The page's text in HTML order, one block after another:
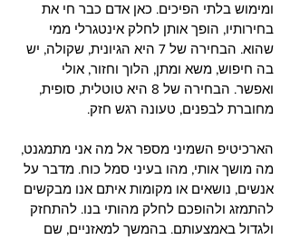
ומימוש בלתי הפיכים. כאן אדם כבר חי את
בחירותיו, הופך אותן לחלק אינטגרלי ממי
שהוא. הבחירה של 7 היא הגיונית, שקולה, יש
בה חיפוש, משא ומתן, הלוך וחזור, אולי
ואפשר. הבחירה של 8 היא טוטלית, סופית,
מחוברת לבפנים, טעונה רגש חזק.
הארכיטיפ השמיני מספר אל מה אני מתמגנט,
מה מושך אותי, מהו בעיני סמל כוח. מדבר על
אנשים, נושאים או מקומות איתם אנו מבקשים
להתמזג ולהופכם לחלק מהותי בנו. להתחזק
ולגדול באמצעותם. בהמשך למאזניים, שם